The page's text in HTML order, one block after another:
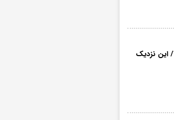
عبور قابل مشاهده یک سیارک از کنار زمین در سال ۲۰۲۹/ این نزدیک